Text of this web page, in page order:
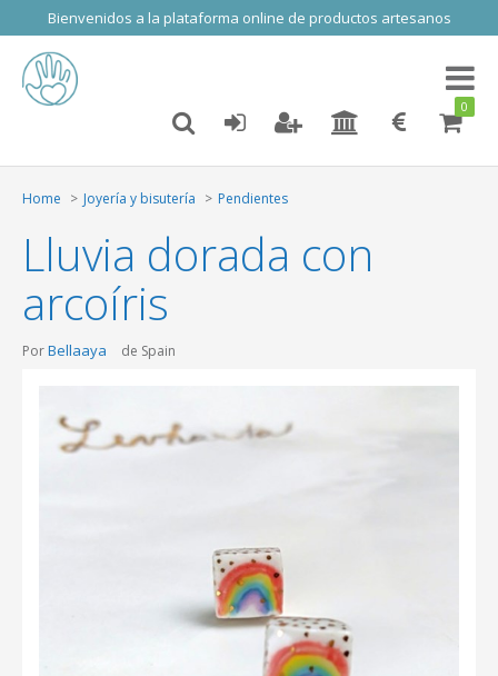
Bienvenidos a la plataforma online de productos artesanos
Toggle
0
Home Joyería y bisutería Pendientes
Lluvia dorada con
arcoíris
PorBellaaya de Spain